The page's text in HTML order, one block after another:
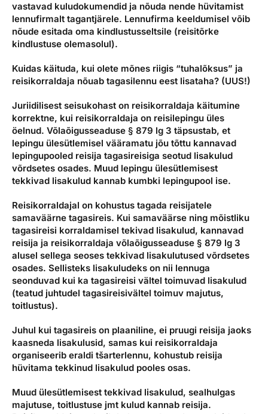
vastavad kuludokumendid ja nõuda nende hüvitamist
lennufirmalt tagantjärele. Lennufirma keeldumisel võib
nõude esitada oma kindlustusseltsile (reisitõrke
kindlustuse olemasolul).
Kuidas käituda, kui olete mõnes riigis “tuhalõksus” ja
reisikorraldaja nõuab tagasilennu eest lisataha? (UUS!)
Juriidilisest seisukohast on reisikorraldaja käitumine
korrektne, kui reisikorraldaja on reisilepingu üles
öelnud. Võlaõigusseaduse § 879 lg 3 täpsustab, et
lepingu ülesütlemisel vääramatu jõu tõttu kannavad
lepingupooled reisija tagasireisiga seotud lisakulud
võrdsetes osades. Muud lepingu ülesütlemisest
tekkivad lisakulud kannab kumbki lepingupool ise.
Reisikorraldajal on kohustus tagada reisijatele
samaväärne tagasireis. Kui samaväärse ning mõistliku
tagasireisi korraldamisel tekivad lisakulud, kannavad
reisija ja reisikorraldaja võlaõigusseaduse § 879 lg 3
alusel sellega seoses tekkivad lisakulutused võrdsetes
osades. Sellisteks lisakuludeks on nii lennuga
seonduvad kui ka tagasireisi vältel toimuvad lisakulud
(teatud juhtudel tagasireisivältel toimuv majutus,
toitlustus).
Juhul kui tagasireis on plaaniline, ei pruugi reisija jaoks
kaasneda lisakulusid, samas kui reisikorraldaja
organiseerib eraldi tšarterlennu, kohustub reisija
hüvitama tekkinud lisakulud pooles osas.
Muud ülesütlemisest tekkivad lisakulud, sealhulgas
majutuse, toitlustuse jmt kulud kannab reisija.